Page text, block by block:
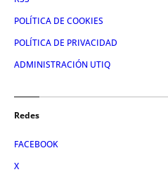
POLÍTICA DE COOKIES
POLÍTICA DE PRIVACIDAD
ADMINISTRACIÓN UTIQ
Redes
FACEBOOK
X